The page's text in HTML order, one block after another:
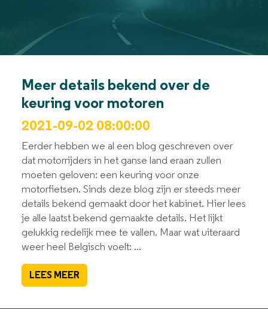
Meer details bekend over de
keuring voor motoren
2021-09-02 08:00:00
Eerder hebben we al een blog geschreven over
dat motorrijders in het ganse land eraan zullen
moeten geloven: een keuring voor onze
motorfietsen. Sinds deze blog zijn er steeds meer
details bekend gemaakt door het kabinet. Hier lees
je alle laatst bekend gemaakte details. Het lijkt
gelukkig redelijk mee te vallen. Maar wat uiteraard
weer heel Belgisch voelt: ...
LEES MEER